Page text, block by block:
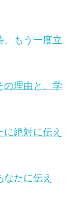
、もう一度立
の理由と、学
絶対に伝え
たに伝え